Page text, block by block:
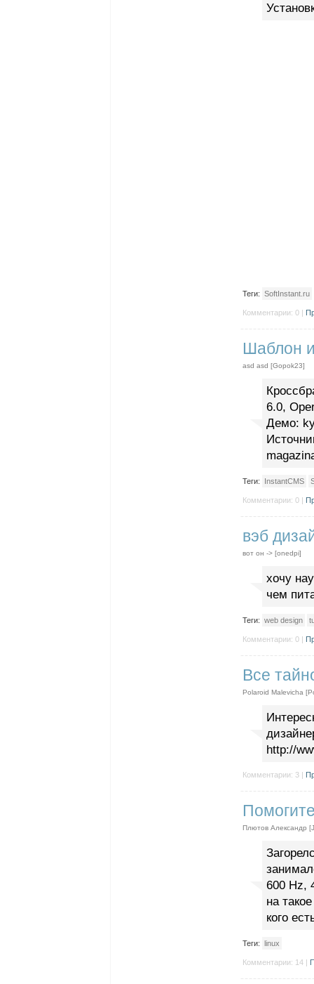
Теги: SoftInstant.ru
Комментарии: 0 |
Шаблон
asd asd [Gopok23]
6.0,
Демо:
Теги: InstantCMS
Комментарии: 0 |
вэб
вот он -> [onedpi]
хочу
чем
Теги: web design
Комментарии: 0 |
Все
Polaroid Malevicha
http://
Комментарии: 3 |
Плютов Александр
600 Hz,
на
кого
Теги: linux
Комментарии: 14 |